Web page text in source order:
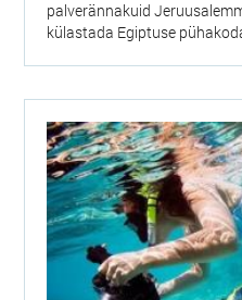
palverännakuid
külastada Egiptuse